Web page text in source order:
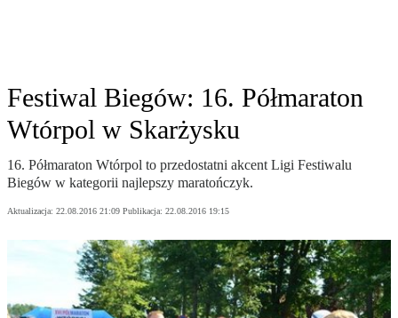
Festiwal Biegów: 16. Półmaraton
Wtórpol w Skarżysku
16. Półmaraton Wtórpol to przedostatni akcent Ligi Festiwalu
Biegów w kategorii najlepszy maratończyk.
Aktualizacja: 22.08.2016 21:09 Publikacja: 22.08.2016 19:15